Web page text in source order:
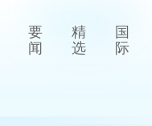
要
闻
精
选
国
际